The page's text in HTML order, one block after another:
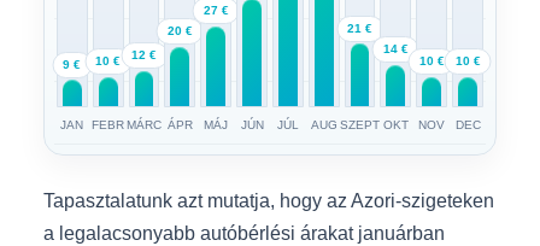
9 €
JAN
10 €
FEBR
12 €
MÁRC
20 €
ÁPR
27 €
MÁJ JÚN JÚL AUG
21 €
SZEPT
14 €
OKT
10 €
NOV
10 €
DEC
Tapasztalatunk azt mutatja, hogy az Azori-szigeteken
a legalacsonyabb autóbérlési árakat januárban